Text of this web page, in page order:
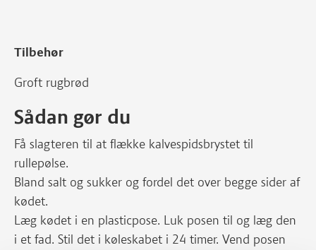
Tilbehør
Groft rugbrød
Sådan gør du
Få slagteren til at flække kalvespidsbrystet til
rullepølse.
Bland salt og sukker og fordel det over begge sider af
kødet.
Læg kødet i en plasticpose. Luk posen til og læg den
i et fad. Stil det i køleskabet i 24 timer. Vend posen